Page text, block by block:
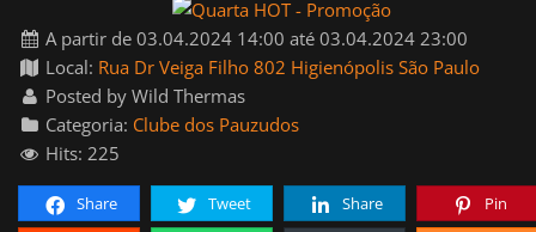
A partir de 03.04.2024 14:00 até 03.04.2024 23:00
Local: Rua Dr Veiga Filho 802 Higienópolis São Paulo
Posted by Wild Thermas
Categoria: Clube dos Pauzudos
Hits: 225
Share Tweet Share
Pin